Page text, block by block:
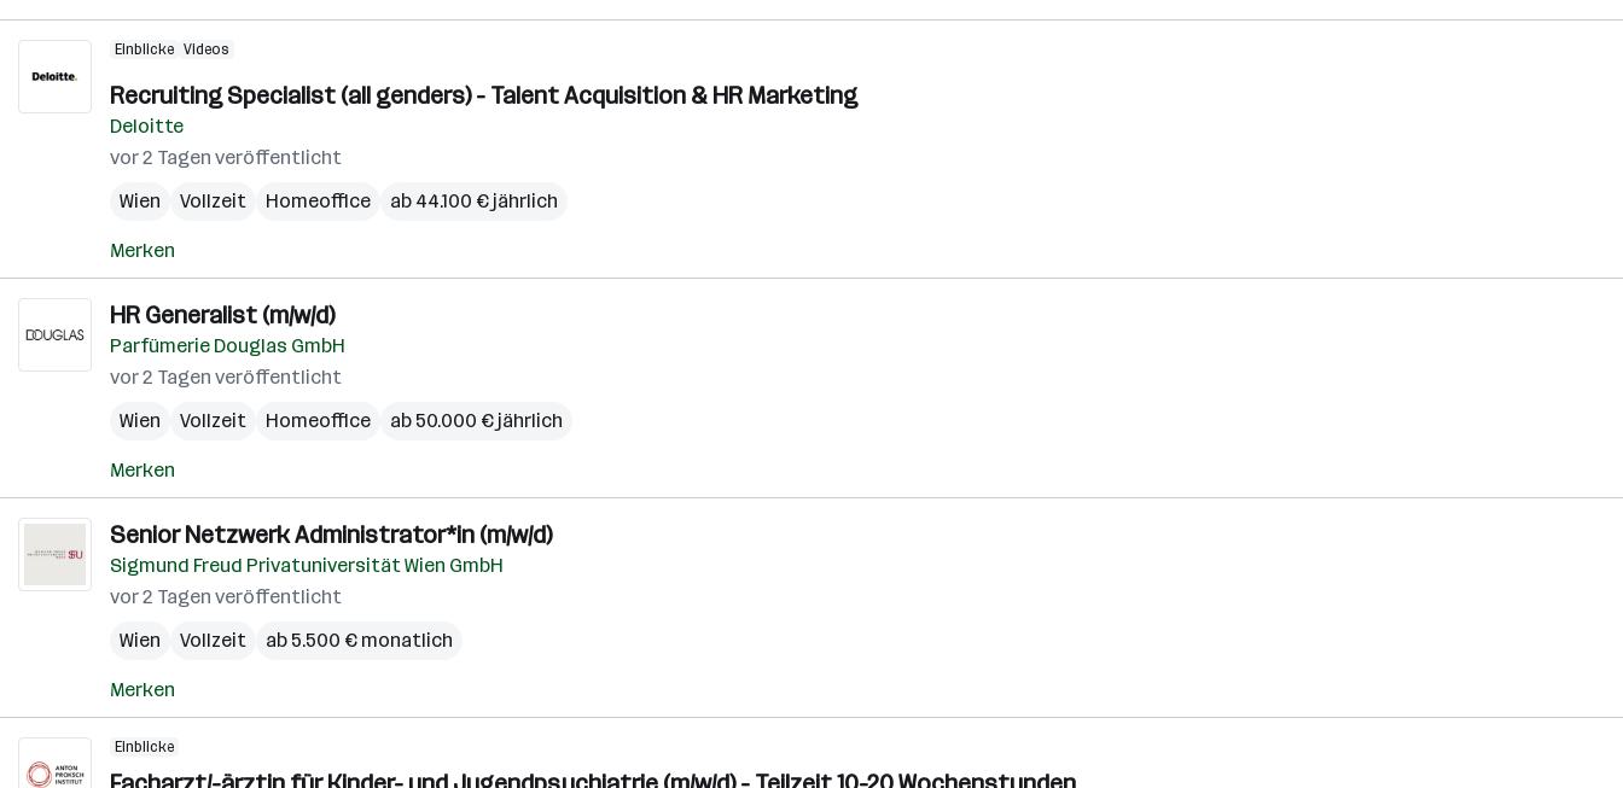
Einblicke Videos
Recruiting Specialist (all genders) - Talent Acquisition & HR Marketing
Deloitte
vor 2 Tagen veröffentlicht
Wien
Vollzeit Homeoffice ab 44.100 € jährlich
Merken
HR Generalist (m/w/d)
Parfümerie Douglas GmbH
vor 2 Tagen veröffentlicht
Wien
Vollzeit Homeoffice ab 50.000 € jährlich
Merken
Senior Netzwerk Administrator*in (m/w/d)
Sigmund Freud Privatuniversität Wien GmbH
vor 2 Tagen veröffentlicht
Wien
Vollzeit ab 5.500 € monatlich
Merken
Einblicke